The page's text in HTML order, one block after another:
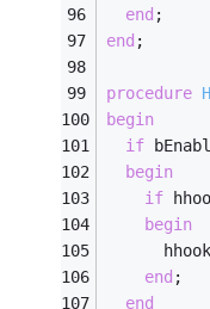
end ;
end ;
procedure
begin
if
begin
if
begin
end ;
end